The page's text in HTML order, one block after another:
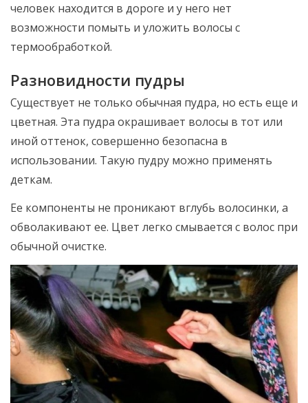
человек находится в дороге и у него нет
возможности помыть и уложить волосы с
термообработкой.
Разновидности пудры
Существует не только обычная пудра, но есть еще и
цветная. Эта пудра окрашивает волосы в тот или
иной оттенок, совершенно безопасна в
использовании. Такую пудру можно применять
деткам.
Ее компоненты не проникают вглубь волосинки, а
обволакивают ее. Цвет легко смывается с волос при
обычной очистке.